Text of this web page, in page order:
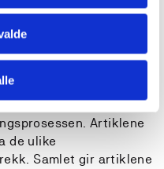
Det vil bli avholdt
For å delta
høyttaler og
til at studentene kritisk
Artiklene
de ulike
Samlet gir artiklene